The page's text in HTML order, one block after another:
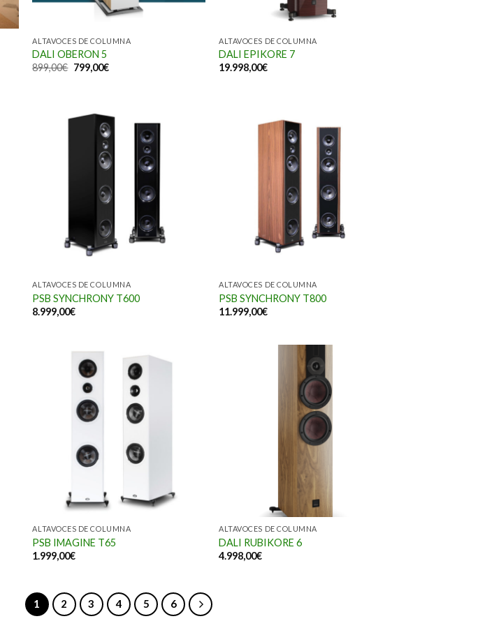
ALTAVOCES DE COLUMNA
DALI OBERON 5
899,00€ 799,00€
ALTAVOCES DE COLUMNA
DALI EPIKORE 7
19.998,00€
ALTAVOCES DE COLUMNA
PSB SYNCHRONY T600
8.999,00€
ALTAVOCES DE COLUMNA
PSB SYNCHRONY T800
11.999,00€
ALTAVOCES DE COLUMNA
PSB IMAGINE T65
1.999,00€
ALTAVOCES DE COLUMNA
DALI RUBIKORE 6
4.998,00€
1 2 3 4 5 6